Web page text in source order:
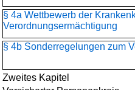
§ 4a Wettbewerb der
Verordnungsermächtigung
§ 4b Sonderregelungen zum
Zweites Kapitel